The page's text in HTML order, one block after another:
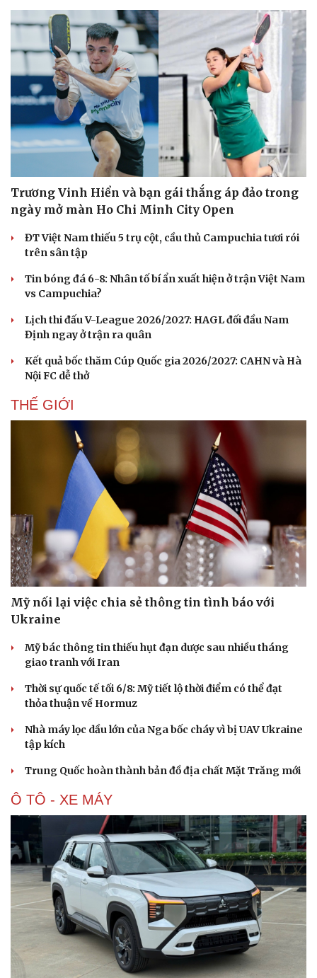
Du lịch
Tư vấn
Săn Tour
check-in
Podcast
Câu chuyện thời sự
Đọc truyện đêm khuya
Hạt giống tâm hồn
Trương Vinh Hiển và bạn gái thắng áp đảo trong
ngày mở màn Ho Chi Minh City Open
ĐT Việt Nam thiếu 5 trụ cột, cầu thủ Campuchia tươi rói
trên sân tập
Tin bóng đá 6-8: Nhân tố bí ẩn xuất hiện ở trận Việt Nam
vs Campuchia?
Lịch thi đấu V-League 2026/2027: HAGL đối đầu Nam
Định ngay ở trận ra quân
Kết quả bốc thăm Cúp Quốc gia 2026/2027: CAHN và Hà
Nội FC dễ thở
THẾ GIỚI
Mỹ nối lại việc chia sẻ thông tin tình báo với
Ukraine
Mỹ bác thông tin thiếu hụt đạn dược sau nhiều tháng
giao tranh với Iran
Thời sự quốc tế tối 6/8: Mỹ tiết lộ thời điểm có thể đạt
thỏa thuận về Hormuz
Nhà máy lọc dầu lớn của Nga bốc cháy vì bị UAV Ukraine
tập kích
Trung Quốc hoàn thành bản đồ địa chất Mặt Trăng mới
Ô TÔ - XE MÁY